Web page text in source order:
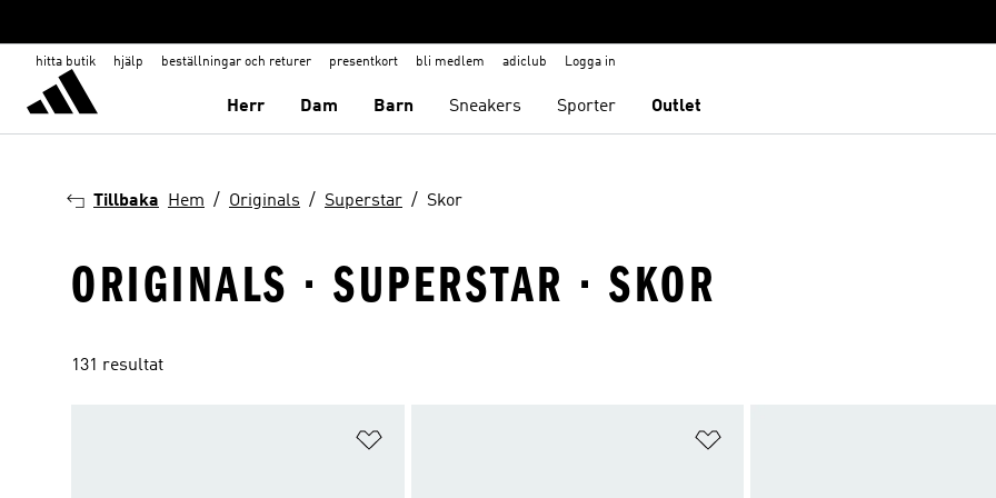
hitta butik hjälp beställningar och returer presentkort bli medlem adiclub Logga in
Herr Dam Barn Sneakers Sporter Outlet
Tillbaka Hem Originals Superstar Skor
ORIGINALS · SUPERSTAR · SKOR
131 resultat